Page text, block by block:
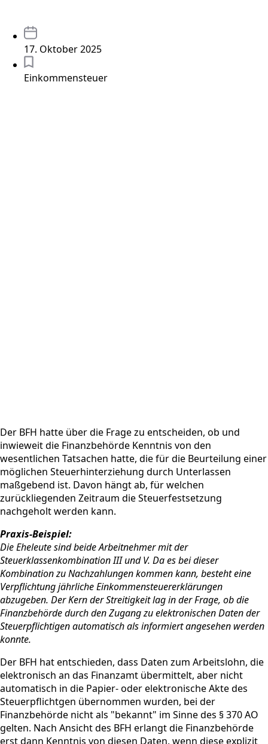
17. Oktober 2025
Einkommensteuer
Der BFH hatte über die Frage zu entscheiden, ob und
inwieweit die Finanzbehörde Kenntnis von den
wesentlichen Tatsachen hatte, die für die Beurteilung einer
möglichen Steuerhinterziehung durch Unterlassen
maßgebend ist. Davon hängt ab, für welchen
zurückliegenden Zeitraum die Steuerfestsetzung
nachgeholt werden kann.
Praxis-Beispiel:
Die Eheleute sind beide Arbeitnehmer mit der
Steuerklassenkombination III und V. Da es bei dieser
Kombination zu Nachzahlungen kommen kann, besteht eine
Verpflichtung jährliche Einkommensteuererklärungen
abzugeben. Der Kern der Streitigkeit lag in der Frage, ob die
Finanzbehörde durch den Zugang zu elektronischen Daten der
Steuerpflichtigen automatisch als informiert angesehen werden
konnte.
Der BFH hat entschieden, dass Daten zum Arbeitslohn, die
elektronisch an das Finanzamt übermittelt, aber nicht
automatisch in die Papier- oder elektronische Akte des
Steuerpflichtgen übernommen wurden, bei der
Finanzbehörde nicht als "bekannt" im Sinne des § 370 AO
gelten. Nach Ansicht des BFH erlangt die Finanzbehörde
erst dann Kenntnis von diesen Daten, wenn diese explizit